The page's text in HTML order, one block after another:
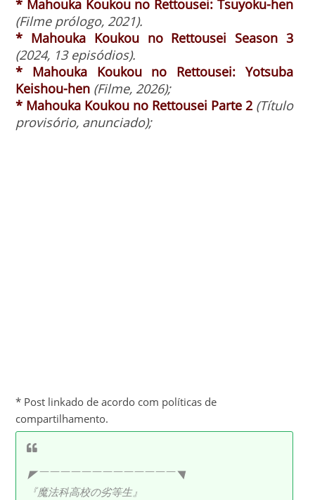
* Mahouka Koukou no Rettousei: Tsuyoku-hen
(Filme prólogo, 2021).
* Mahouka Koukou no Rettousei Season 3
(2024, 13 episódios).
* Mahouka Koukou no Rettousei: Yotsuba
Keishou-hen (Filme, 2026);
* Mahouka Koukou no Rettousei Parte 2 (Título
provisório, anunciado);
* Post linkado de acordo com políticas de
compartilhamento.
◤￣￣￣￣￣￣￣￣￣￣￣￣￣◥
『魔法科高校の劣等生』